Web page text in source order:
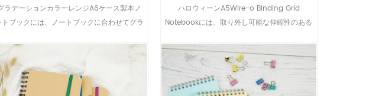
ラデーションカラーレンジA6ケース製本ノ
トブックには、ノートブックに合わせてグラ
ーパーとソフトタッチベリーバンドが付属して
ハロウィーンA5Wire-o Binding Grid
Notebookには、取り外し可能な伸縮性のある
り外すことができます.